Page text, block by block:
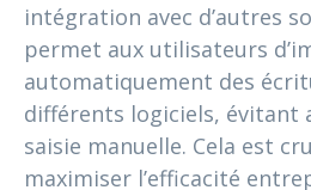
intégration avec d’autres
permet aux utilisateurs
automatiquement des
différents logiciels, évitant
saisie manuelle. Cela est
maximiser l’efficacité